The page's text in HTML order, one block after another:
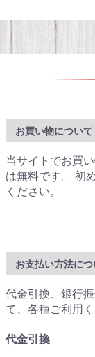
お買い物について
当サイトでお買
は無料です。 初
ください。
お支払い方法に
代金引換、銀行
て、各種ご利用く
代金引換